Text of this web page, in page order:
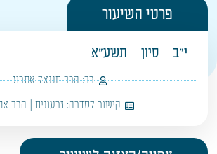
פרטי השיעור
י"ב סיון תשע"א
רב: הרב חננאל אתרוג
קישור לסדרה: זרעונים | הרב